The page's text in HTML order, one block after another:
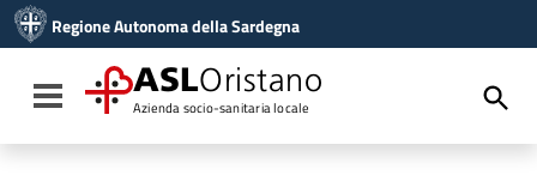
Vai al menu di navigazione
Vai al footer
Regione Autonoma della Sardegna
Toggle navigation
ASLOristano
Azienda socio-sanitaria locale